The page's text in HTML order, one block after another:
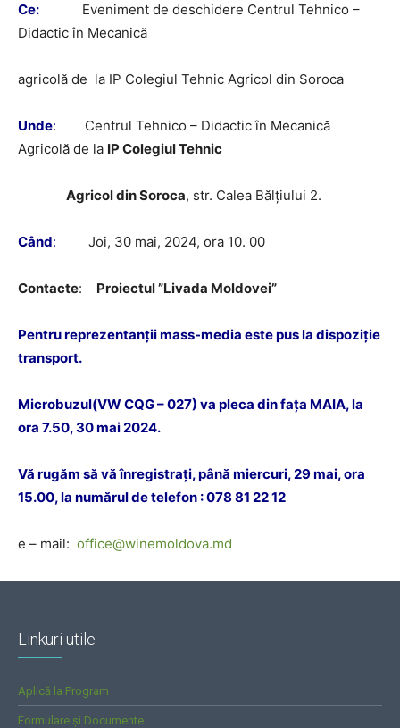
Ce: Eveniment de deschidere Centrul Tehnico –
Didactic în Mecanică
agricolă de la IP Colegiul Tehnic Agricol din Soroca
Unde:
Centrul Tehnico – Didactic în Mecanică
Agricolă de la IP Colegiul Tehnic
Agricol din Soroca, str. Calea Bălțiului 2.
Când: Joi, 30 mai, 2024, ora 10. 00
Contacte: Proiectul ”Livada Moldovei”
Pentru reprezentanții mass-media este pus la dispoziție
transport.
Microbuzul(VWCQG – 027) va pleca din fața MAIA, la
ora 7.50, 30 mai 2024.
Vă rugăm să vă înregistrați, până miercuri, 29 mai, ora
15.00, la numărul de telefon :078 81 22 12
e – mail: office@winemoldova.md
Linkuri utile
Aplică la Program
Formulare și Documente